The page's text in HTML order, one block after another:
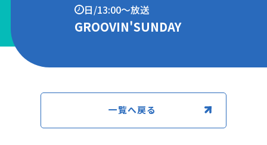
日/13:00～放送
GROOVIN'SUNDAY
一覧へ戻る